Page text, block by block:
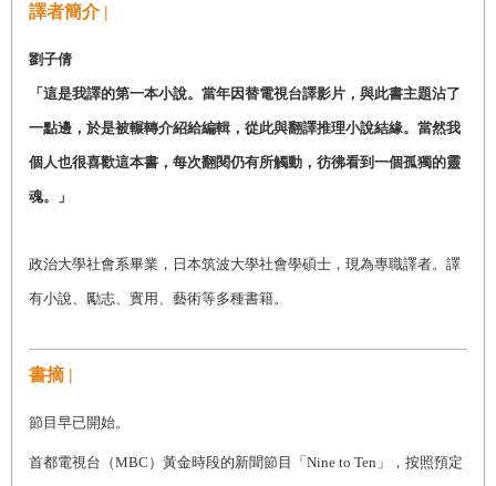
譯者簡介 |
劉子倩
「這是我譯的第一本小說。當年因替電視台譯影片，與此書主題沾了
一點邊，於是被輾轉介紹給編輯，從此與翻譯推理小說結緣。當然我
個人也很喜歡這本書，每次翻閱仍有所觸動，彷彿看到一個孤獨的靈
魂。」
政治大學社會系畢業，日本筑波大學社會學碩士，現為專職譯者。譯
有小說、勵志、實用、藝術等多種書籍。
書摘 |
節目早已開始。
首都電視台（MBC）黃金時段的新聞節目「Nine to Ten」，按照預定